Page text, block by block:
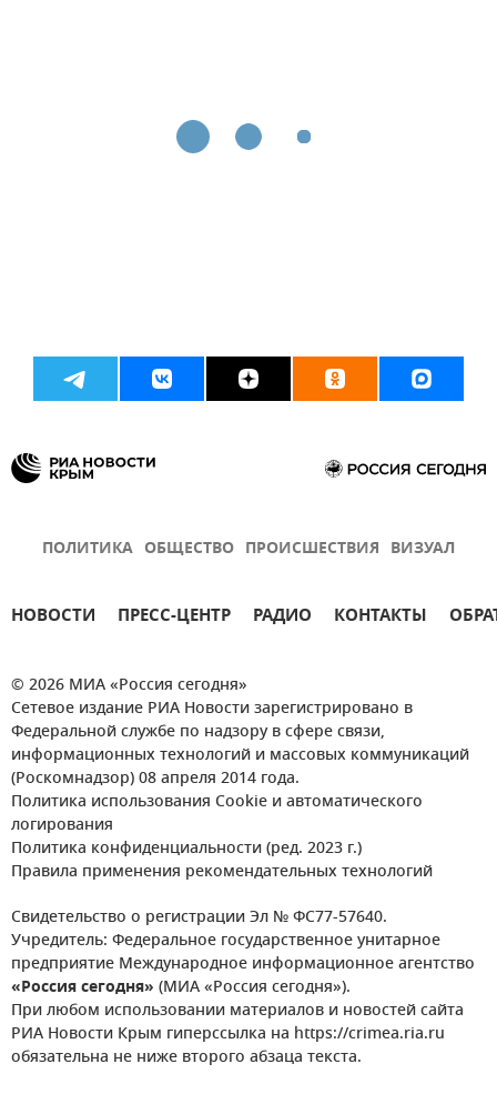
ПОЛИТИКА ОБЩЕСТВО ПРОИСШЕСТВИЯ ВИЗУАЛ
НОВОСТИ ПРЕСС-ЦЕНТР РАДИО КОНТАКТЫ
© 2026 МИА «Россия сегодня»
Сетевое издание РИА Новости зарегистрировано в
Федеральной службе по надзору в сфере связи,
информационных технологий и массовых коммуникаций
(Роскомнадзор) 08 апреля 2014 года.
Политика использования Cookie и автоматического
логирования
Политика конфиденциальности (ред. 2023 г.)
Правила применения рекомендательных технологий
Свидетельство о регистрации Эл № ФС77-57640.
Учредитель: Федеральное государственное унитарное
предприятие Международное информационное агентство
«Россия сегодня» (МИА «Россия сегодня»).
При любом использовании материалов и новостей сайта
РИА Новости Крым гиперссылка на https://crimea.ria.ru
обязательна не ниже второго абзаца текста.